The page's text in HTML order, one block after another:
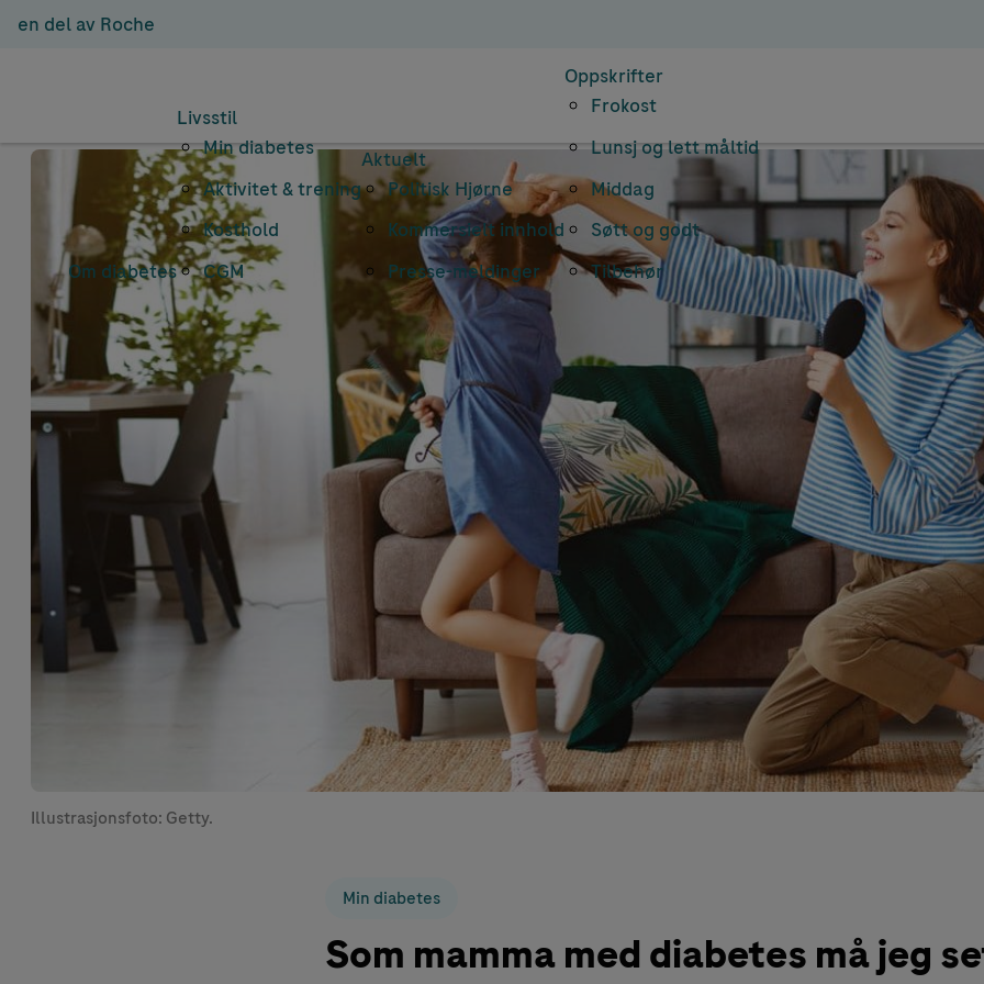
en del av Roche
Om diabetes
Livsstil
Min diabetes
Aktivitet & trening
Kosthold
CGM
Aktuelt
Politisk Hjørne
Kommersielt innhold
Presse-meldinger
Oppskrifter
Frokost
Lunsj og lett måltid
Middag
Søtt og godt
Tilbehør
Illustrasjonsfoto: Getty.
Min diabetes
Som mamma med diabetes må jeg